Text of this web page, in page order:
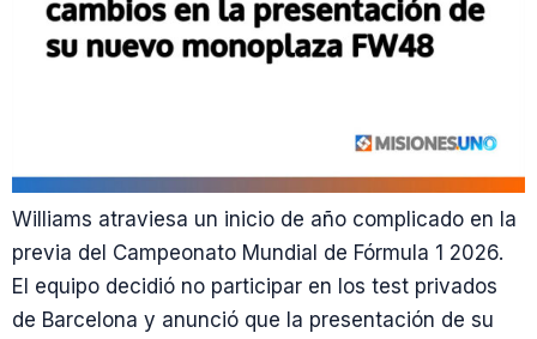
Williams atraviesa un inicio de año complicado en la
previa del Campeonato Mundial de Fórmula 1 2026.
El equipo decidió no participar en los test privados
de Barcelona y anunció que la presentación de su